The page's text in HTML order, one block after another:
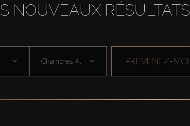
NOUVEAUX RÉSULTATS
Chambres À Cou ... PRÉVENEZ-MOI